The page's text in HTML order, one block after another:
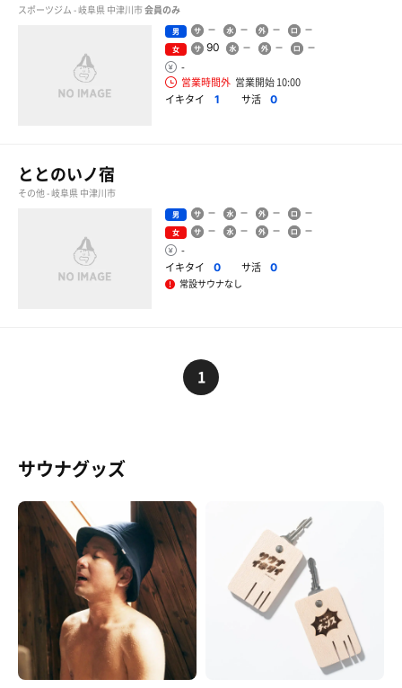
スポーツジム - 岐阜県 中津川市会員のみ
男
女
90
-
営業時間外 営業開始 10:00
イキタイ
1 サ活 0
ととのいノ宿
その他 - 岐阜県 中津川市
男
女
-
イキタイ
0 サ活
0
常設サウナなし
1
サウナグッズ